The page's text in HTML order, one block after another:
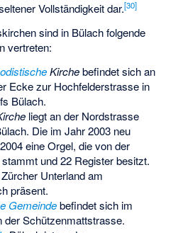
Vollständigkeit dar.[30]
sind in Bülach folgende
vertreten:
Kirchebefindet sich an
Ecke zur Hochfelderstrasse in
Bülach.
liegt an der Nordstrasse
Die im Jahr 2003 neu
eine Orgel, die von der
und 22 Register besitzt.
Unterland am
präsent.
Gemeindebefindet sich im
der Schützenmattstrasse.